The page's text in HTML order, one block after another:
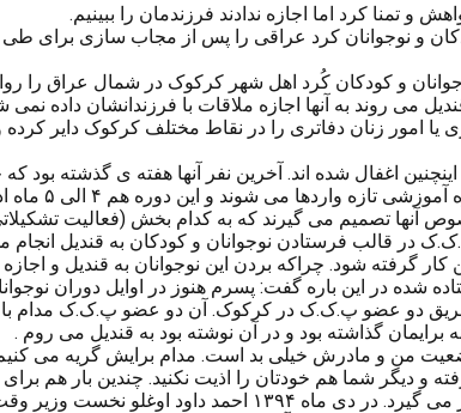
و تمنا کرد اما اجازه ندادند فرزندمان را ببینیم.
و نوجوانان کرد عراقی را پس از مجاب سازی
و کودکان کُرد اهل شهر کرکوک در شمال عراق را
می روند به آنها اجازه ملاقات با فرزندانشان داده نمی
زنان دفاتری را در نقاط مختلف کرکوک دایر کرده
این
تصمیم می گیرند که به کدام بخش (فعالیت
در قالب فرستادن نوجوانان و کودکان به قندیل
گرفته شود. چراکه بردن این نوجوانان به قندیل و
شده در این باره گفت: پسرم هنوز در اوایل دوران
طریق دو عضو پ.ک.ک در کرکوک. آن دو عضو پ.ک.ک مدام
برایمان گذاشته بود و در آن نوشته بود به قندیل می روم .
من و مادرش خیلی بد است. مدام برایش گریه می
دیگر شما هم خودتان را اذیت نکنید. چندین بار هم برای
پ.ک.ک در ترکیه نیز روش های مشابهی را برای اغفال